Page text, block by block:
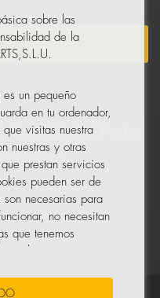
sobre las
de la
un pequeño
en tu ordenador,
visitas nuestra
nuestras y otras
prestan servicios
pueden ser de
necesarias para
no necesitan
que tenemos